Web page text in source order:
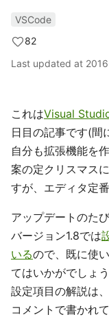
VSCode
82
Last updated at
これはVisual
日目の記事です(間
自分も拡張機能を
案の定クリスマス
すが、エディタ定
アップデートのた
バージョン1.8では
いるので、既に使
てはいかがでしょう
設定項目の解説は
コメントで書かれ